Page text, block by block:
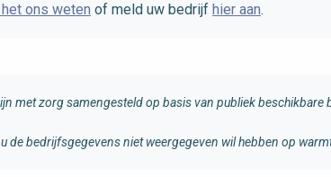
het ons weten of meld uw bedrijf hier aan.
met zorg samengesteld op basis van publiek beschikbare
de bedrijfsgegevens niet weergegeven wil hebben op